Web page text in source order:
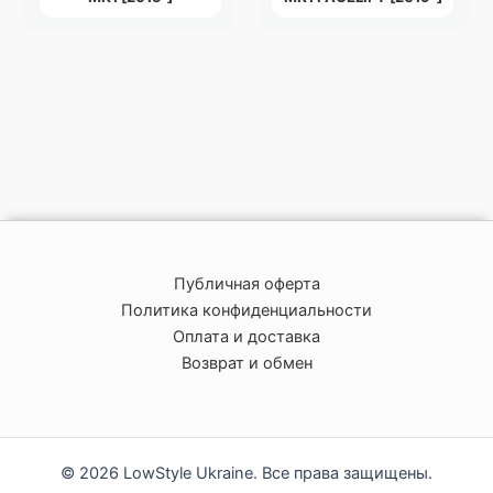
Публичная оферта
Политика конфиденциальности
Оплата и доставка
Возврат и обмен
© 2026 LowStyle Ukraine. Все права защищены.